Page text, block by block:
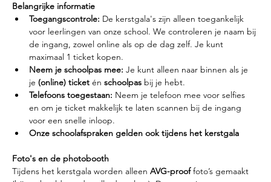
Belangrijke informatie
Toegangscontrole: De kerstgala's zijn alleen toegankelijk
voor leerlingen van onze school. We controleren je naam bij
de ingang, zowel online als op de dag zelf. Je kunt
maximaal 1 ticket kopen.
Neem je schoolpas mee: Je kunt alleen naar binnen als je
je (online) ticket én schoolpas bij je hebt.
Telefoons toegestaan: Neem je telefoon mee voor selfies
en om je ticket makkelijk te laten scannen bij de ingang
voor een snelle inloop.
Onze schoolafspraken gelden ook tijdens het kerstgala
Foto's en de photobooth
Tijdens het kerstgala worden alleen AVG-proof foto’s gemaakt